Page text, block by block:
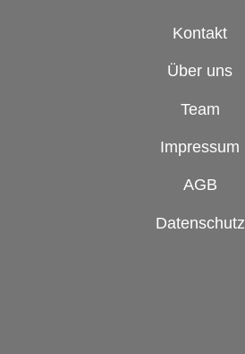
Kontakt
Über uns
Team
Impressum
AGB
Datenschutz